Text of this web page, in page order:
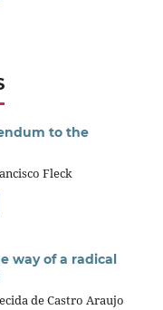
to the
Fleck
way of a radical
de Castro Araujo